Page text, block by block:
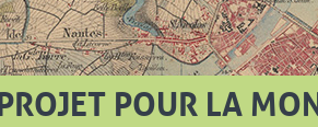
POUR LA